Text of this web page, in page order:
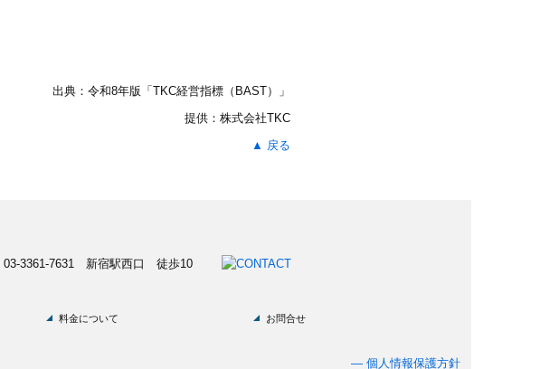
出典：令和8年版「TKC経営指標 （BAST）」
提供：株式会社TKC
▲ 戻る
料金について お問合せ
―個人情報保護方針